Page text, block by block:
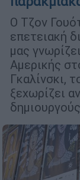
Ο Τζον
επετειακή
μας
Αμερικής
Γκαλίνσκι,
ξεχωρίζει